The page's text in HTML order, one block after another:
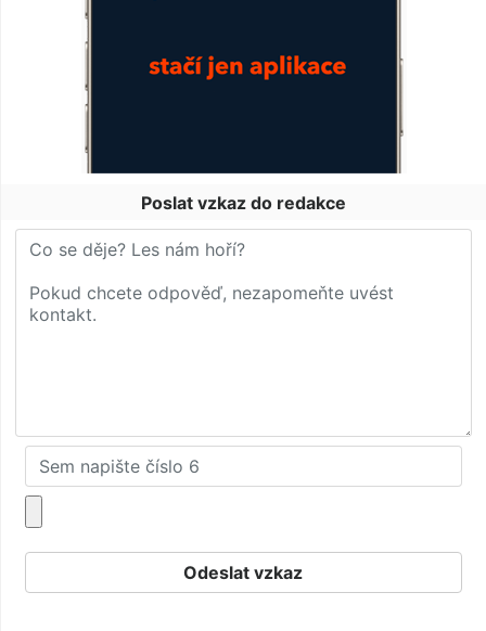
Poslat vzkaz do redakce